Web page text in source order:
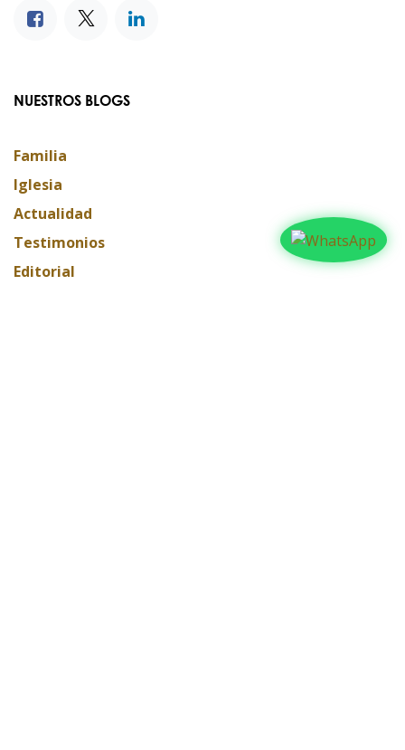
NUESTROS BLOGS
Familia
Iglesia
Actualidad
Testimonios
Editorial